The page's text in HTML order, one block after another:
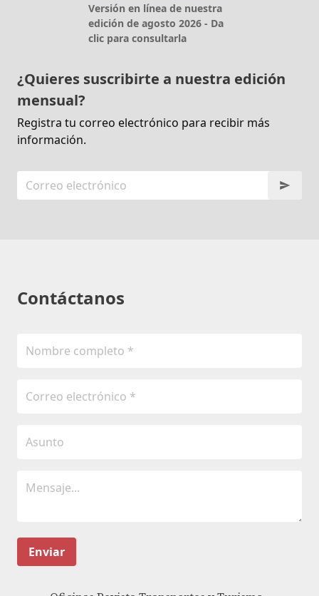
Versión en línea de nuestra
edición de agosto 2026 - Da
clic para consultarla
¿Quieres suscribirte a nuestra edición
mensual?
Registra tu correo electrónico para recibir más
información.
Contáctanos
Enviar